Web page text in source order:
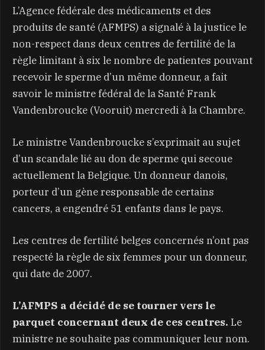
L’Agence fédérale des médicaments et des
produits de santé (AFMPS) a signalé à la justice le
non-respect dans deux centres de fertilité de la
règle limitant à six le nombre de patientes pouvant
recevoir le sperme d’un même donneur, a fait
savoir le ministre fédéral de la Santé Frank
Vandenbroucke (Vooruit) mercredi à la Chambre.
Le ministre Vandenbroucke s’exprimait au sujet
d’un scandale lié au don de sperme qui secoue
actuellement la Belgique. Un donneur danois,
porteur d’un gène responsable de certains
cancers, a engendré 51 enfants dans le pays.
Les centres de fertilité belges concernés n’ont pas
respecté la règle de six femmes pour un donneur,
qui date de 2007.
L’AFMPS a décidé de se tourner vers le
parquet concernant deux de ces centres. Le
ministre ne souhaite pas communiquer leur nom.